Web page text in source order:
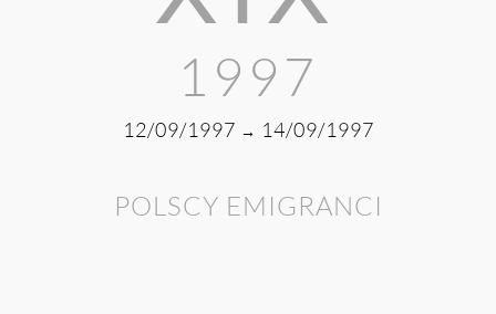
1997
12/09/1997 → 14/09/1997
POLSCY EMIGRANCI